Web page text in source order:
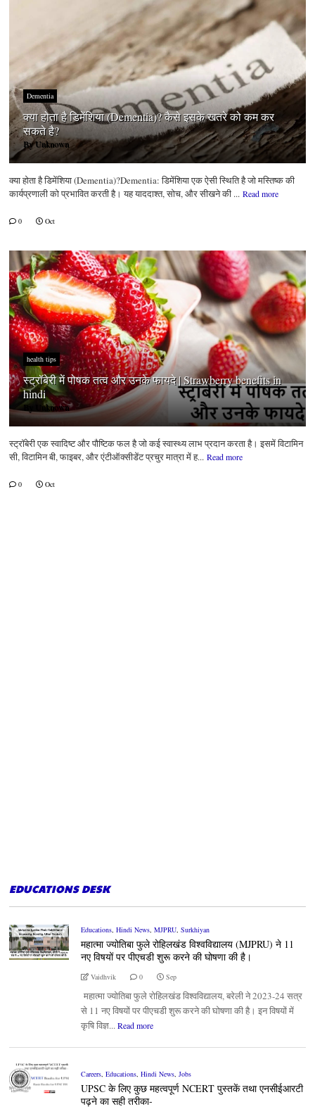
Dementia
क्या होता है डिमेंशिया (Dementia)? कैसे इसके खतरे को कम कर
सकते है?
ByUnknown
क्या होता है डिमेंशिया (Dementia)?Dementia: डिमेंशिया एक ऐसी स्थिति है जो मस्तिष्क की
कार्यप्रणाली को प्रभावित करती है। यह याददाश्त, सोच, और सीखने की ... Read more
0 Oct
health tips
स्ट्रॉबेरी में पोषक तत्व और उनके फायदे | Strawberry benefits in
hindi
By Unknown
स्ट्रॉबेरी एक स्वादिष्ट और पौष्टिक फल है जो कई स्वास्थ्य लाभ प्रदान करता है। इसमें विटामिन
सी, विटामिन बी, फाइबर, और एंटीऑक्सीडेंट प्रचुर मात्रा में ह... Read more
0 Oct
EDUCATIONS DESK
Educations, Hindi News, MJPRU, Surkhiyan
महात्मा ज्योतिबा फुले रोहिलखंड विश्वविद्यालय (MJPRU) ने 11
नए विषयों पर पीएचडी शुरू करने की घोषणा की है।
Vaidhvik 0 Sep
महात्मा ज्योतिबा फुले रोहिलखंड विश्वविद्यालय, बरेली ने 2023-24 सत्र
से 11 नए विषयों पर पीएचडी शुरू करने की घोषणा की है। इन विषयों में
कृषि विज्ञ... Read more
Careers, Educations, Hindi News, Jobs
UPSC के लिए कुछ महत्वपूर्ण NCERT पुस्तकें तथा एनसीईआरटी
पढ़ने का सही तरीका-